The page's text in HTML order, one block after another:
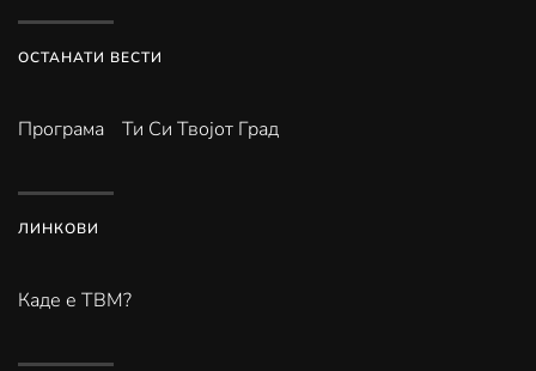
ОСТАНАТИ ВЕСТИ
Програма Ти Си Твојот Град
ЛИНКОВИ
Каде е ТВМ?